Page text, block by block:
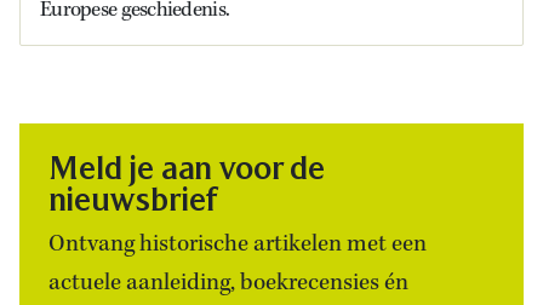
Europese geschiedenis.
Meld je aan voor de
nieuwsbrief
Ontvang historische artikelen met een
actuele aanleiding, boekrecensies én